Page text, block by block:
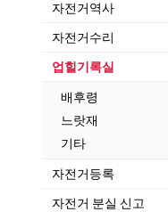
자전거역사
자전거수리
업힐기록실
배후령
느랏재
기타
자전거등록
자전거 분실 신고